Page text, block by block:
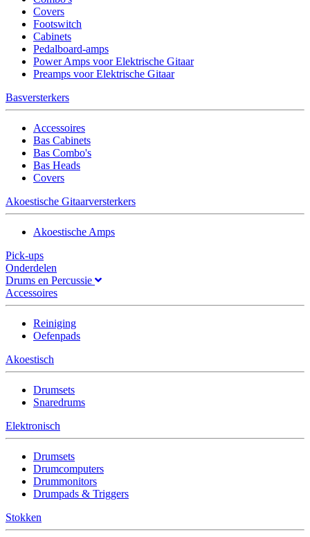
Covers
Footswitch
Cabinets
Pedalboard-amps
Power Amps voor Elektrische Gitaar
Preamps voor Elektrische Gitaar
Basversterkers
Accessoires
Bas Cabinets
Bas Combo's
Bas Heads
Covers
Akoestische Gitaarversterkers
Akoestische Amps
Pick-ups
Onderdelen
Drums en Percussie
Accessoires
Reiniging
Oefenpads
Akoestisch
Drumsets
Snaredrums
Elektronisch
Drumsets
Drumcomputers
Drummonitors
Drumpads & Triggers
Stokken